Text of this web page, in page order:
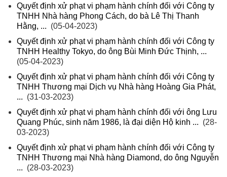
Quyết định xử phạt vi phạm hành chính đối với Công ty
TNHH Nhà hàng Phong Cách, do bà Lê Thị Thanh
Hằng, ... (05-04-2023)
Quyết định xử phạt vi phạm hành chính đối với Công ty
TNHH Healthy Tokyo, do ông Bùi Minh Đức Thịnh, ...
(05-04-2023)
Quyết định xử phạt vi phạm hành chính đối với Công ty
TNHH Thương mại Dịch vụ Nhà hàng Hoàng Gia Phát,
... (31-03-2023)
Quyết định xử phạt vi phạm hành chính đối với ông Lưu
Quang Phúc, sinh năm 1986, là đại diện Hộ kinh ... (28-
03-2023)
Quyết định xử phạt vi phạm hành chính đối với Công ty
TNHH Thương mại Nhà hàng Diamond, do ông Nguyễn
... (28-03-2023)